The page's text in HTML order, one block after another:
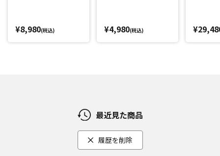
¥8,980(税込) ¥4,980(税込)
最近見た商品
履歴を削除